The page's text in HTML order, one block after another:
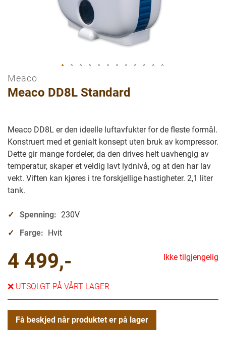
Gå
til
bilder
galleriet
Meaco
Meaco DD8L Standard
Meaco DD8L er den ideelle luftavfukter for de fleste formål.
Konstruert med et genialt konsept uten bruk av kompressor.
Dette gir mange fordeler, da den drives helt uavhengig av
temperatur, skaper et veldig lavt lydnivå, og at den har lav
vekt. Viften kan kjøres i tre forskjellige hastigheter. 2,1 liter
tank.
Spenning: 230V
Farge: Hvit
4 499,- Ikke tilgjengelig
❌ UTSOLGT PÅ VÅRT LAGER
Få beskjed når produktet er på lager